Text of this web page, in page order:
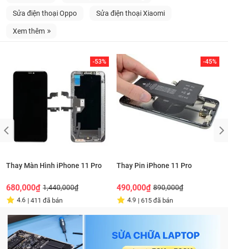
Sửa điện thoại Oppo Sửa điện thoại Xiaomi
Xem thêm
-53%
Thay Màn Hình iPhone 11 Pro
680,000₫ 1,440,000₫
4.6 | 411 đã bán
-45%
Thay Pin iPhone 11 Pro
490,000₫ 890,000₫
4.9 | 615 đã bán